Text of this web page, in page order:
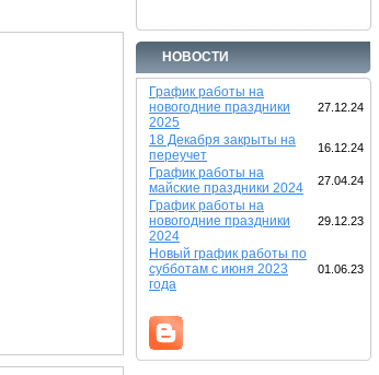
НОВОСТИ
График работы на
новогодние праздники
2025
27.12.24
18 Декабря закрыты на
переучет
16.12.24
График работы на
майские праздники 2024
27.04.24
График работы на
новогодние праздники
2024
29.12.23
Новый график работы по
субботам с июня 2023
года
01.06.23